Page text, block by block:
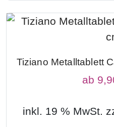
Tiziano Metalltablett
ab
inkl. 19 % MwSt.